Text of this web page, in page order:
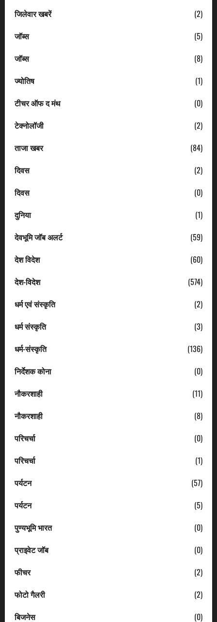
जिलेवार खबरें
(2)
जॉब्स
(5)
जॉब्स
(8)
ज्योतिष
(1)
टीचर ऑफ द मंथ
(0)
टेक्नोलॉजी
(2)
ताजा खबर
(84)
दिवस
(2)
दिवस
(0)
दुनिया
(1)
देवभूमि जॉब अलर्ट
(59)
देश विदेश
(60)
देश-विदेश
(574)
धर्म एवं संस्कृति
(2)
धर्म संस्कृति
(3)
धर्म-संस्कृति
(136)
निर्देशक कोना
(0)
नौकरशाही
(11)
नौकरशाही
(8)
परिचर्चा
(0)
परिचर्चा
(1)
पर्यटन
(57)
पर्यटन
(5)
पुण्यभूमि भारत
(0)
प्राइवेट जॉब
(0)
फीचर
(2)
फोटो गैलरी
(2)
बिजनेस
(0)